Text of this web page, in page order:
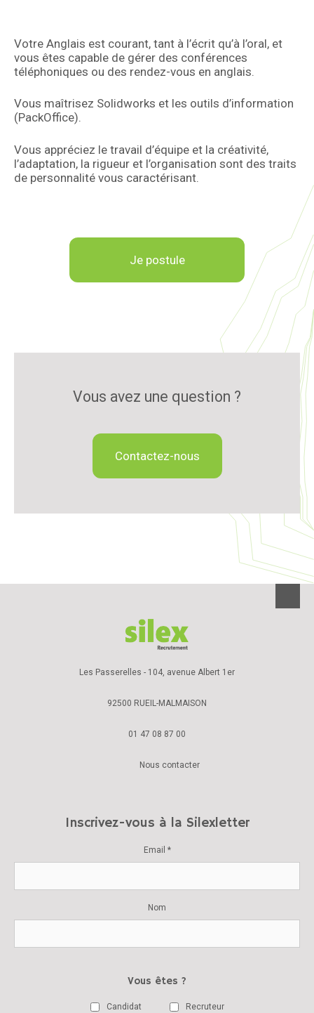
Votre Anglais est courant, tant à l’écrit qu’à l’oral, et
vous êtes capable de gérer des conférences
téléphoniques ou des rendez-vous en anglais.
Vous maîtrisez Solidworks et les outils d’information
(PackOffice).
Vous appréciez le travail d’équipe et la créativité,
l’adaptation, la rigueur et l’organisation sont des traits
de personnalité vous caractérisant.
Je postule
Vous avez une question ?
Contactez-nous
Les Passerelles - 104, avenue Albert 1er
92500 RUEIL-MALMAISON
01 47 08 87 00
Nous contacter
Inscrivez-vous à la Silexletter
Email *
Nom
Vous êtes ?
Candidat Recruteur